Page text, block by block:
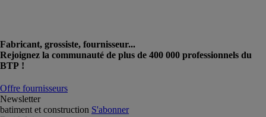
Fabricant, grossiste, fournisseur...
Rejoignez la communauté de plus de 400 000 professionnels du
BTP !
Offre fournisseurs
Newsletter
batiment et construction S'abonner